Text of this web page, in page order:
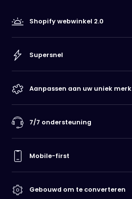
Shopify webwinkel 2.0
Supersnel
Aanpassen aan uw uniek merk
7/7 ondersteuning
Mobile-first
Gebouwd om te converteren